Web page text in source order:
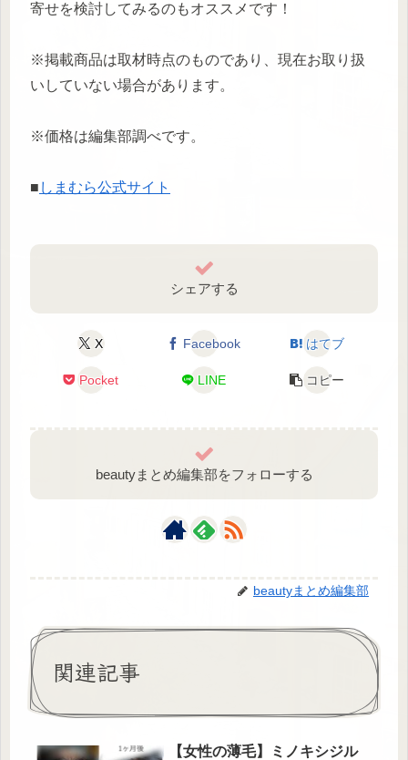
寄せを検討してみるのもオススメです！
※掲載商品は取材時点のものであり、現在お取り扱
いしていない場合があります。
※価格は編集部調べです。
■ しまむら公式サイト
シェアする
X Facebook はてブ
Pocket LINE コピー
beautyまとめ編集部をフォローする
beautyまとめ編集部
関連記事
【女性の薄毛】ミノキシジル